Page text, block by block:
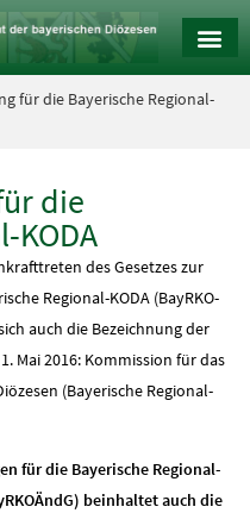
für die Bayerische Regional-
die
KODA
des Gesetzes zur
Regional-KODA (BayRKO-
auch die Bezeichnung der
Mai 2016: Kommission für das
(Bayerische Regional-
für die Bayerische Regional-
beinhaltet auch die